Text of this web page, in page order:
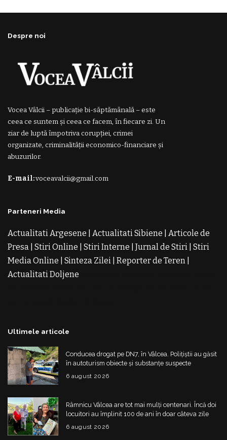
Despre noi
Vocea Vâlcii – publicație bi-săptămânală – este
ceea ce suntem și ceea ce facem, în fiecare zi. Un
ziar de luptă împotriva corupției, crimei
organizate, criminalității economico-financiare și
abuzurilor.
E-mail:voceavalcii@gmail.com
Parteneri Media
Actualitati Argesene Actualitati Sibiene
Articole de
Presa Stiri Online Stiri Interne Jurnal de Stiri Stiri
Media Online
Sinteza Zilei Reporter de Teren
Actualitati Doljene
Ultimele articole
Conducea drogat pe DN7, în Vâlcea. Polițiștii au găsit
în autoturism obiecte și substanțe suspecte
6 august 2026
Râmnicu Vâlcea are tot mai mulți centenari. Încă doi
locuitori au împlinit 100 de ani în doar câteva zile
6 august 2026